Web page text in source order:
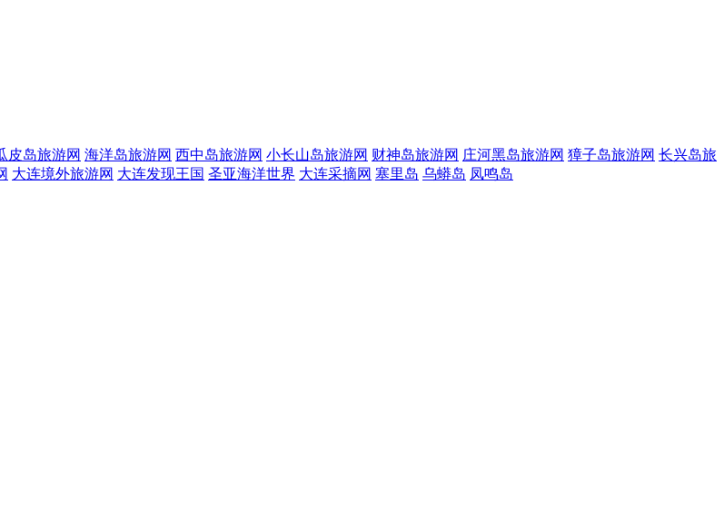
皮岛旅游网 海洋岛旅游网 西中岛旅游网 小长山岛旅游网 财神岛旅游网 庄河黑岛旅游网 獐子岛旅游网 长兴岛旅
大连境外旅游网 大连发现王国 圣亚海洋世界 大连采摘网 塞里岛 乌蟒岛 凤鸣岛